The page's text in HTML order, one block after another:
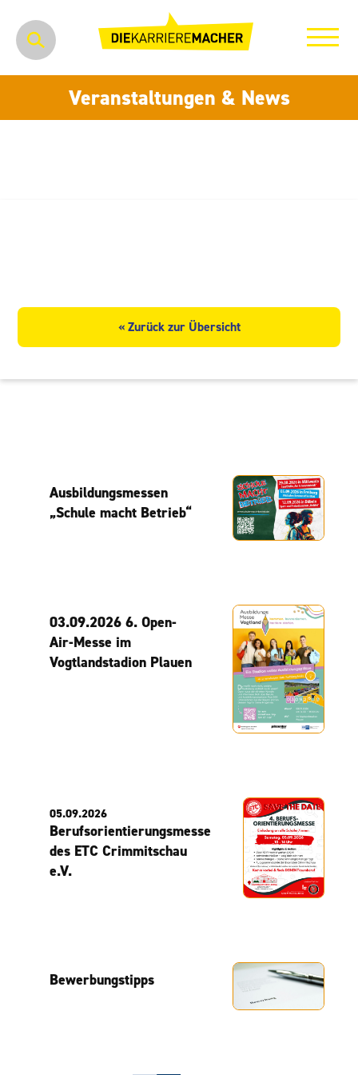
Veranstaltungen & News
« Zurück zur Übersicht
Ausbildungsmessen
„Schule macht Betrieb“
03.09.2026 6. Open-
Air-Messe im
Vogtlandstadion Plauen
05.09.2026
Berufsorientierungsmesse
des ETC Crimmitschau
e.V.
Bewerbungstipps